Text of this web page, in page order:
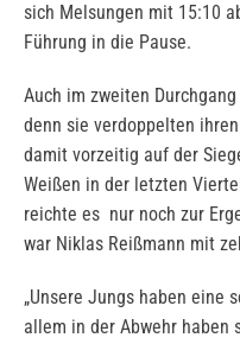
sich Melsungen mit 15:10
Führung in die Pause.
Auch im zweiten
denn sie verdoppelten
damit vorzeitig auf der
Weißen in der letzten
reichte es nur noch zur
war Niklas Reißmann mit
„Unsere Jungs haben eine
allem in der Abwehr haben